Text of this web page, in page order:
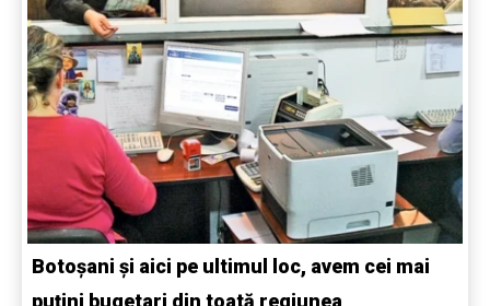
Botoșani și aici pe ultimul loc, avem cei mai